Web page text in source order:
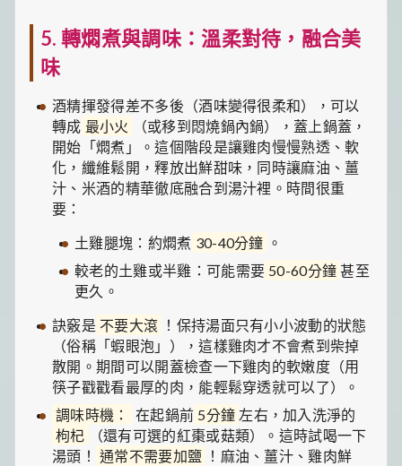
5. 轉燜煮與調味：溫柔對待，融合美
味
酒精揮發得差不多後（酒味變得很柔和），可以
轉成 最小火
（或移到悶燒鍋內鍋），蓋上鍋蓋，
開始「燜煮」。這個階段是讓雞肉慢慢熟透、軟
化，纖維鬆開，釋放出鮮甜味，同時讓麻油、薑
汁、米酒的精華徹底融合到湯汁裡。時間很重
要：
土雞腿塊：約燜煮 30-40分鐘 。
較老的土雞或半雞：可能需要 50-60分鐘 甚至
更久。
訣竅是 不要大滾 ！保持湯面只有小小波動的狀態
（俗稱「蝦眼泡」），這樣雞肉才不會煮到柴掉
散開。期間可以開蓋檢查一下雞肉的軟嫩度（用
筷子戳戳看最厚的肉，能輕鬆穿透就可以了）。
調味時機：
在起鍋前 5分鐘 左右，加入洗淨的
枸杞
（還有可選的紅棗或菇類）。這時試喝一下
湯頭！ 通常不需要加鹽 ！麻油、薑汁、雞肉鮮